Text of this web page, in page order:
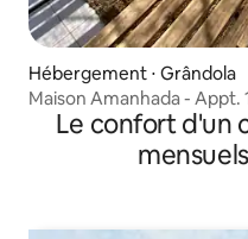
Hébergement ⋅ Grândola
Maison Amanhada - Appt.
Le confort d'un